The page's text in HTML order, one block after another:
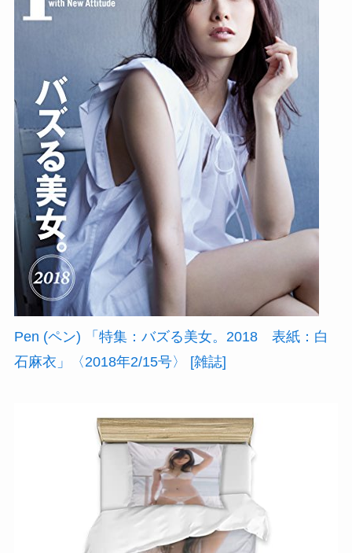
Pen (ペン) 「特集：バズる美女。2018 表紙：白
石麻衣」〈2018年2/15号〉 [雑誌]